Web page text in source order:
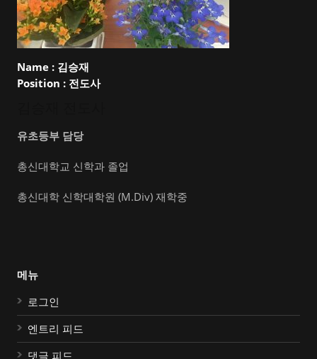
Name : 김승재
Position : 전도사
유초등부 담당
총신대학교 신학과 졸업
총신대학 신학대학원 (M.Div) 재학중
메뉴
로그인
엔트리 피드
댓글 피드